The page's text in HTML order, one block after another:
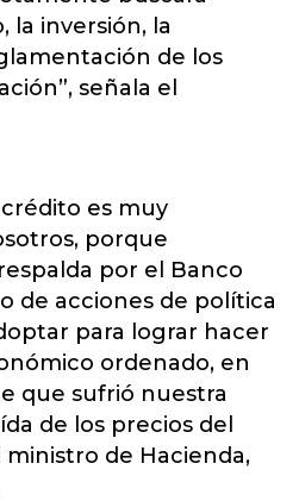
la inversión, la
de los
señala el
es muy
porque
por el Banco
de acciones de política
para lograr hacer
ordenado, en
que sufrió nuestra
de los precios del
de Hacienda,